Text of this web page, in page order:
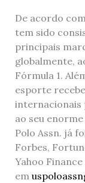
De acordo
tem sido
principais
globalmente,
Fórmula 1.
esporte
internacionais
ao seu
Polo Assn. já
Forbes,
Yahoo
em